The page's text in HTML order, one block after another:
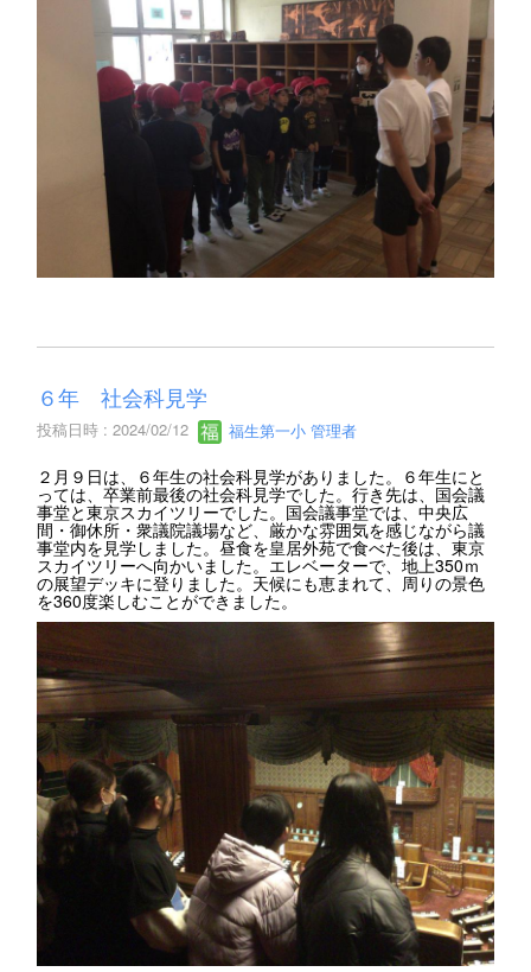
６年 社会科見学
投稿日時 : 2024/02/12 福生第一小 管理者
２月９日は、６年生の社会科見学がありました。６年生にと
っては、卒業前最後の社会科見学でした。行き先は、国会議
事堂と東京スカイツリーでした。国会議事堂では、中央広
間・御休所・衆議院議場など、厳かな雰囲気を感じながら議
事堂内を見学しました。昼食を皇居外苑で食べた後は、東京
スカイツリーへ向かいました。エレベーターで、地上350ｍ
の展望デッキに登りました。天候にも恵まれて、周りの景色
を360度楽しむことができました。